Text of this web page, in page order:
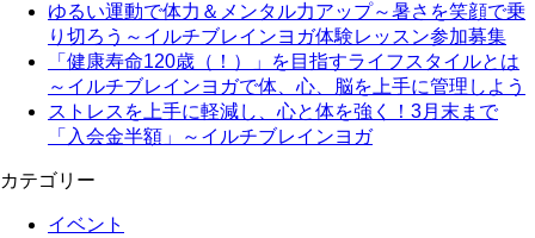
ゆるい運動で体力＆メンタル力アップ～暑さを笑顔で乗
り切ろう～イルチブレインヨガ体験レッスン参加募集
「健康寿命120歳（！）」を目指すライフスタイルとは
～イルチブレインヨガで体、心、脳を上手に管理しよう
ストレスを上手に軽減し、心と体を強く！3月末まで
「入会金半額」～イルチブレインヨガ
カテゴリー
イベント